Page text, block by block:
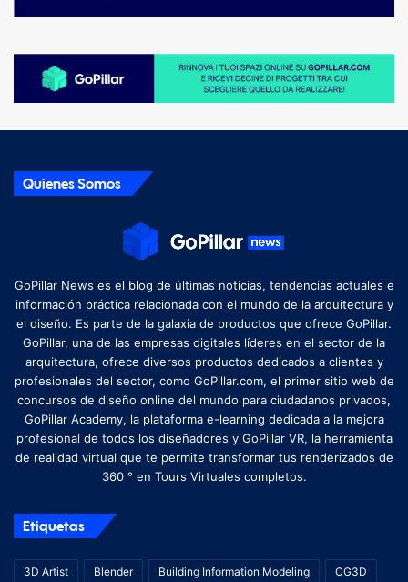
Quienes Somos
GoPillar News es el blog de últimas noticias, tendencias actuales e
información práctica relacionada con el mundo de la arquitectura y
el diseño. Es parte de la galaxia de productos que ofrece GoPillar.
GoPillar, una de las empresas digitales líderes en el sector de la
arquitectura, ofrece diversos productos dedicados a clientes y
profesionales del sector, como GoPillar.com, el primer sitio web de
concursos de diseño online del mundo para ciudadanos privados,
GoPillar Academy, la plataforma e-learning dedicada a la mejora
profesional de todos los diseñadores y GoPillar VR, la herramienta
de realidad virtual que te permite transformar tus renderizados de
360 ​​° en Tours Virtuales completos.
Etiquetas
3D Artist Blender Building Information Modeling CG3D